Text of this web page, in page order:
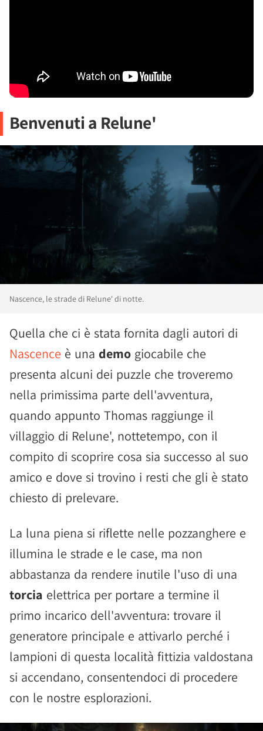
Benvenuti a Relune'
Nascence, le strade di Relune' di notte.
Quella che ci è stata fornita dagli autori di
Nascence è una demo giocabile che
presenta alcuni dei puzzle che troveremo
nella primissima parte dell'avventura,
quando appunto Thomas raggiunge il
villaggio di Relune', nottetempo, con il
compito di scoprire cosa sia successo al suo
amico e dove si trovino i resti che gli è stato
chiesto di prelevare.
La luna piena si riflette nelle pozzanghere e
illumina le strade e le case, ma non
abbastanza da rendere inutile l'uso di una
torcia elettrica per portare a termine il
primo incarico dell'avventura: trovare il
generatore principale e attivarlo perché i
lampioni di questa località fittizia valdostana
si accendano, consentendoci di procedere
con le nostre esplorazioni.